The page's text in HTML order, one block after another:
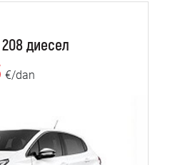
диесел
€/dan